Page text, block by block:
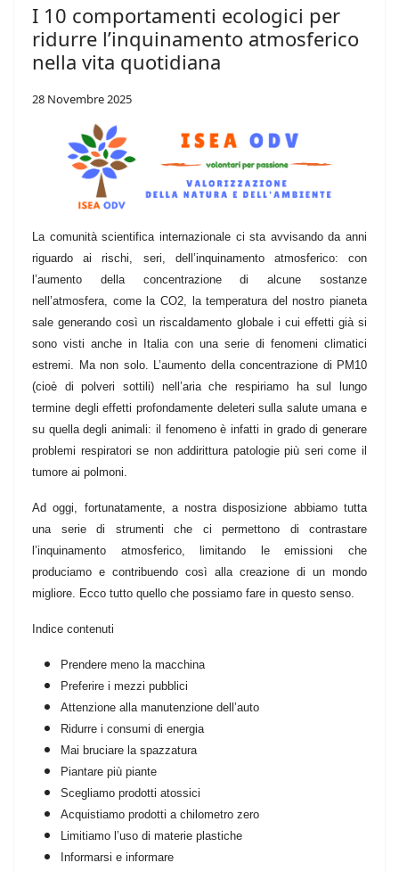
I 10 comportamenti ecologici per
ridurre l’inquinamento atmosferico
nella vita quotidiana
28 Novembre 2025
La comunità scientifica internazionale ci sta avvisando da anni
riguardo ai rischi, seri, dell’inquinamento atmosferico: con
l’aumento della concentrazione di alcune sostanze
nell’atmosfera, come la CO2, la temperatura del nostro pianeta
sale generando così un riscaldamento globale i cui effetti già si
sono visti anche in Italia con una serie di fenomeni climatici
estremi. Ma non solo. L’aumento della concentrazione di PM10
(cioè di polveri sottili) nell’aria che respiriamo ha sul lungo
termine degli effetti profondamente deleteri sulla salute umana e
su quella degli animali: il fenomeno è infatti in grado di generare
problemi respiratori se non addirittura patologie più seri come il
tumore ai polmoni.
Ad oggi, fortunatamente, a nostra disposizione abbiamo tutta
una serie di strumenti che ci permettono di contrastare
l’inquinamento atmosferico, limitando le emissioni che
produciamo e contribuendo così alla creazione di un mondo
migliore. Ecco tutto quello che possiamo fare in questo senso.
Indice contenuti
Prendere meno la macchina
Preferire i mezzi pubblici
Attenzione alla manutenzione dell’auto
Ridurre i consumi di energia
Mai bruciare la spazzatura
Piantare più piante
Scegliamo prodotti atossici
Acquistiamo prodotti a chilometro zero
Limitiamo l’uso di materie plastiche
Informarsi e informare